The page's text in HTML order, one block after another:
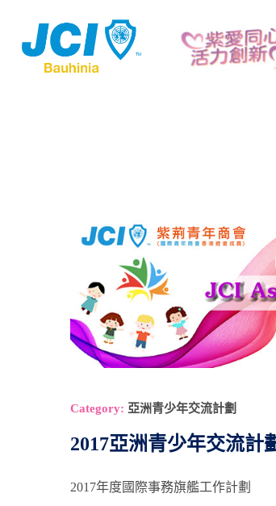
Category: 亞洲青少年交流計劃
2017亞洲青少年交流計
2017年度國際事務旗艦工作計劃